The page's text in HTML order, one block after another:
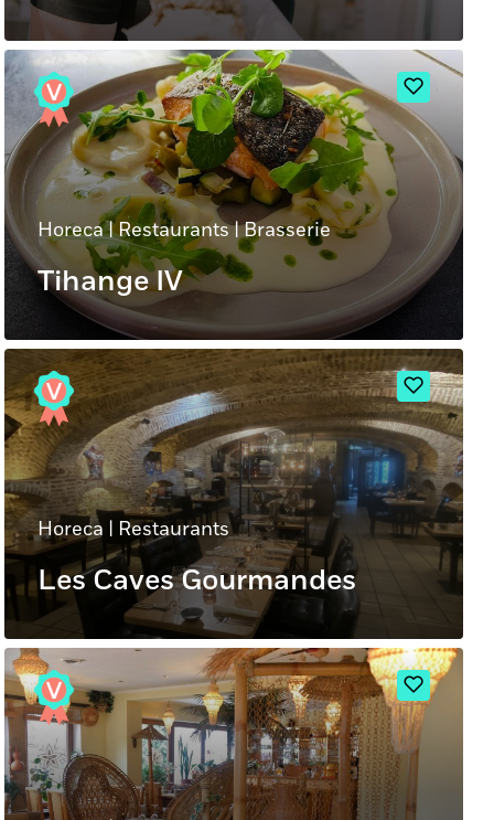
Horeca|Restaurants|Brasserie
Tihange IV
Horeca | Restaurants
Les Caves Gourmandes